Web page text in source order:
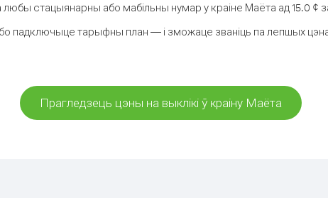
любы стацыянарны або мабільны нумар у краіне Маёта ад 15.0 ¢ за
падключыце тарыфны план — і зможаце званіць па лепшых цэнах
Прагледзець цэны на выклікі ў краіну Маёта